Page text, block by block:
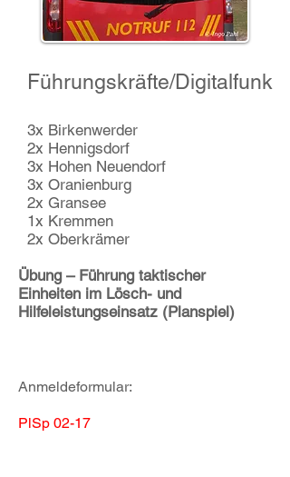
Führungskräfte/Digitalfunk
3x Birkenwerder
2x Hennigsdorf
3x Hohen Neuendorf
3x Oranienburg
2x Gransee
1x Kremmen
2x Oberkrämer
Übung – Führung taktischer
Einheiten im Lösch- und
Hilfeleistungseinsatz (Planspiel)
Anmeldeformular:
PlSp 02-17